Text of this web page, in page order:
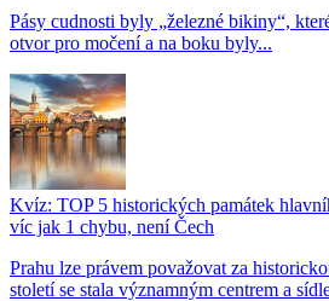
Pásy cudnosti byly „železné bikiny“,
otvor pro močení a na boku byly...
Kvíz: TOP 5 historických památek
víc jak 1 chybu, není Čech
Prahu lze právem považovat za
století se stala významným centrem a